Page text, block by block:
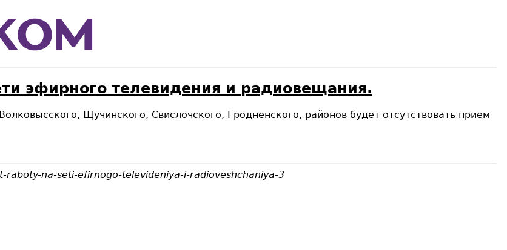
эфирного телевидения и радиовещания.
Щучинского, Свислочского, Гродненского, районов будет отсутствовать прием
na-seti-efirnogo-televideniya-i-radioveshchaniya-3